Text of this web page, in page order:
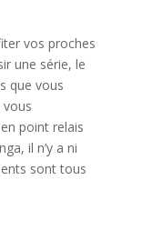
vos proches
une série, le
que vous
point relais
il n’y a ni
sont tous